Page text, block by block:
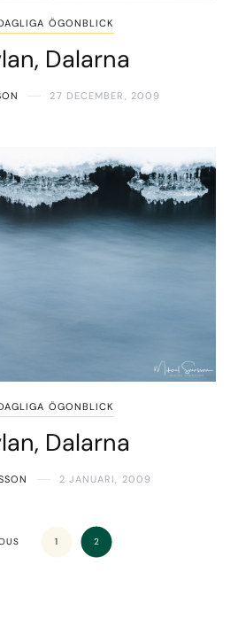
ÖGONBLICK
Dalarna
27 DECEMBER, 2009
ÖGONBLICK
Dalarna
2 JANUARI, 2009
1 2